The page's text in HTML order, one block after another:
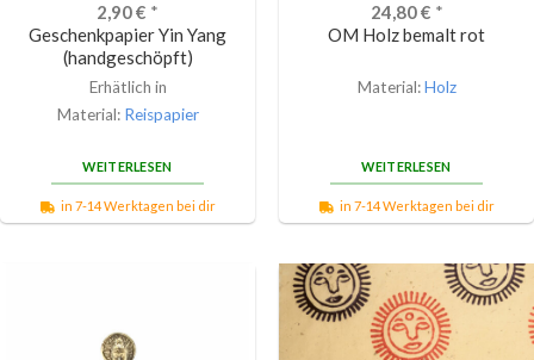
2,90€ *
Geschenkpapier Yin Yang
(handgeschöpft)
Erhätlich in
Material: Reispapier
WEITERLESEN
in 7-14 Werktagen bei dir
24,80€ *
OM Holz bemalt rot
Material:Holz
WEITERLESEN
in 7-14 Werktagen bei dir